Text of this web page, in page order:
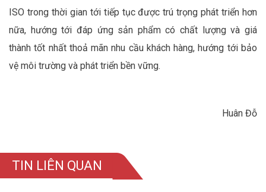
ISO trong thời gian tới tiếp tục được trú trọng phát triển hơn
nữa, hướng tới đáp ứng sản phẩm có chất lượng và giá
thành tốt nhất thoả mãn nhu cầu khách hàng, hướng tới bảo
vệ môi trường và phát triển bền vững.
Huân Đỗ
TIN LIÊN QUAN